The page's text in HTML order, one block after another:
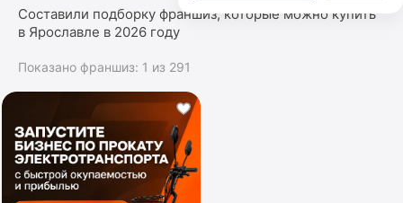
Составили подборку франшиз, которые можно купить
в Ярославле в 2026 году
Показано франшиз: 1 из 291